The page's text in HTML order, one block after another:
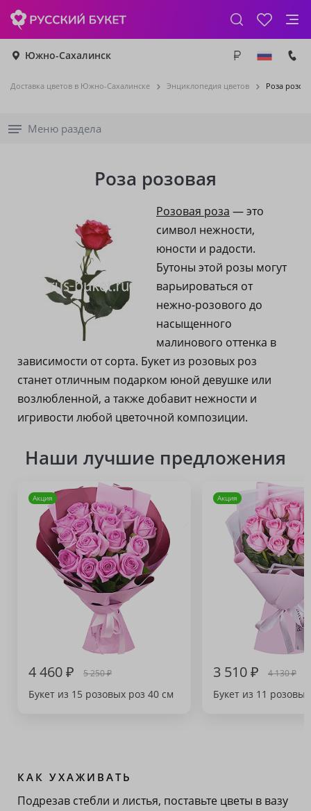
Южно-Сахалинск
Доставка цветов в Южно-Сахалинске Энциклопедия цветов Роза
Меню раздела
Роза розовая
Розовая роза — это
символ нежности,
юности и радости.
Бутоны этой розы могут
варьироваться от
нежно-розового до
насыщенного
малинового оттенка в
зависимости от сорта. Букет из розовых роз
станет отличным подарком юной девушке или
возлюбленной, а также добавит нежности и
игривости любой цветочной композиции.
Наши лучшие предложения
Акция
4 460 ₽ 5 250 ₽
Букет из 15 розовых роз 40 см
Акция
3 510 ₽ 4 130 ₽
Букет из 11
КАК УХАЖИВАТЬ
Подрезав стебли и листья, поставьте цветы в вазу